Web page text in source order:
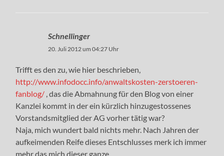
Schnellinger
20. Juli 2012 um 04:27 Uhr
Trifft es den zu, wie hier beschrieben,
http://www.infodocc.info/anwaltskosten-zerstoeren-
fanblog/ , das die Abmahnung für den Blog von einer
Kanzlei kommt in der ein kürzlich hinzugestossenes
Vorstandsmitglied der AG vorher tätig war?
Naja, mich wundert bald nichts mehr. Nach Jahren der
aufkeimenden Reife dieses Entschlusses merk ich immer
mehr das mich dieser ganze